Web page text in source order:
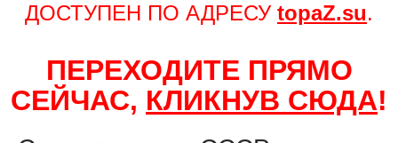
ДОСТУПЕН ПО АДРЕСУ topaZ.su.
ПЕРЕХОДИТЕ ПРЯМО
СЕЙЧАС, КЛИКНУВ СЮДА!